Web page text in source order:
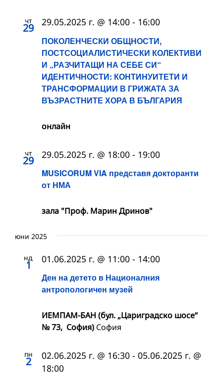
чт
29
ПОКОЛЕНЧЕСКИ ОБЩНОСТИ,
ПОСТСОЦИАЛИСТИЧЕСКИ КОЛЕКТИВИ
И „РАЗЧИТАЩИ НА СЕБЕ СИ“
ИДЕНТИЧНОСТИ: КОНТИНУИТЕТИ И
ТРАНСФОРМАЦИИ В ГРИЖАТА ЗА
ВЪЗРАСТНИТЕ ХОРА В БЪЛГАРИЯ
29.05.2025 г. @ 14:00 - 16:00
онлайн
чт
29
MUSICORUM VIA представя докторанти
от НМА
29.05.2025 г. @ 18:00 - 19:00
зала "Проф. Марин Дринов"
юни 2025
нд
1
Ден на детето в Националния
антропологичен музей
01.06.2025 г. @ 11:00 - 14:00
ИЕМПАМ-БАН (бул. „Цариградско шосе“
№ 73, София) София
пн
2 02.06.2025 г. @ 16:30 - 05.06.2025 г. @
18:00